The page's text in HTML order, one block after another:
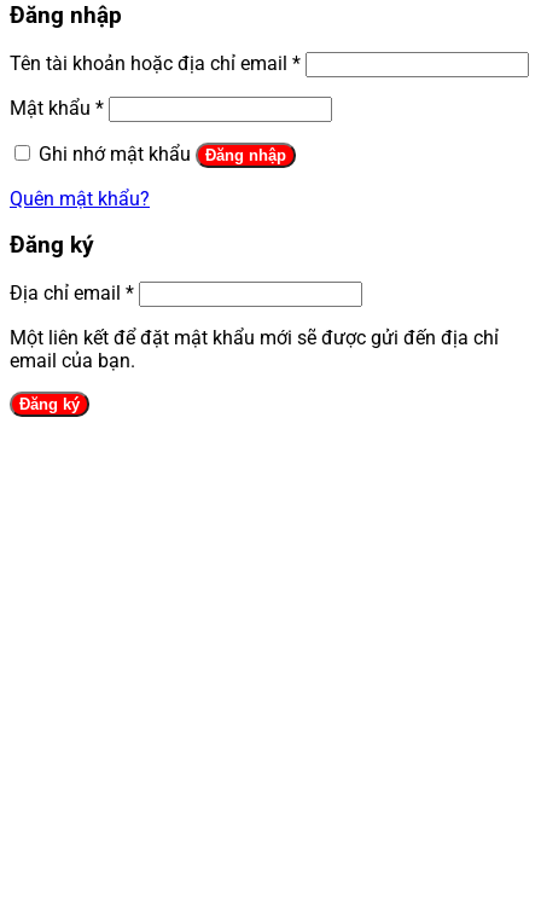
Đăng nhập
Tên tài khoản hoặc địa chỉ email *
Mật khẩu *
Ghi nhớ mật khẩu
Đăng nhập
Quên mật khẩu?
Đăng ký
Địa chỉ email *
Một liên kết để đặt mật khẩu mới sẽ được gửi đến địa chỉ
email của bạn.
Đăng ký